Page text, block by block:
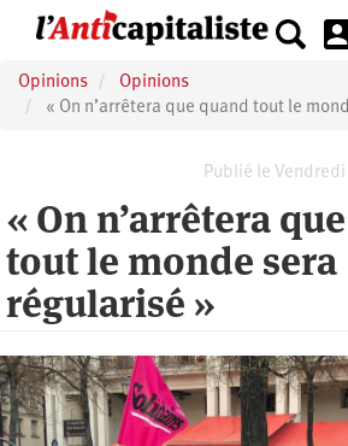
principal
Opinions
Opinions
« On n’arrêtera que quand tout le
Publié le
« On n’arrêtera
tout le monde sera
régularisé »